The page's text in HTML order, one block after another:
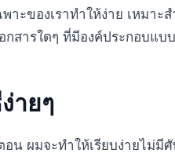
าะของเราทำให้ง่าย เหมาะ
กสารใดๆ ที่มีองค์ประกอบแ
ายๆ
น ผมจะทำให้เรียบง่ายไม่